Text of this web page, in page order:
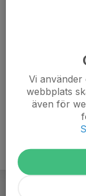
Vi
webbplats
även för